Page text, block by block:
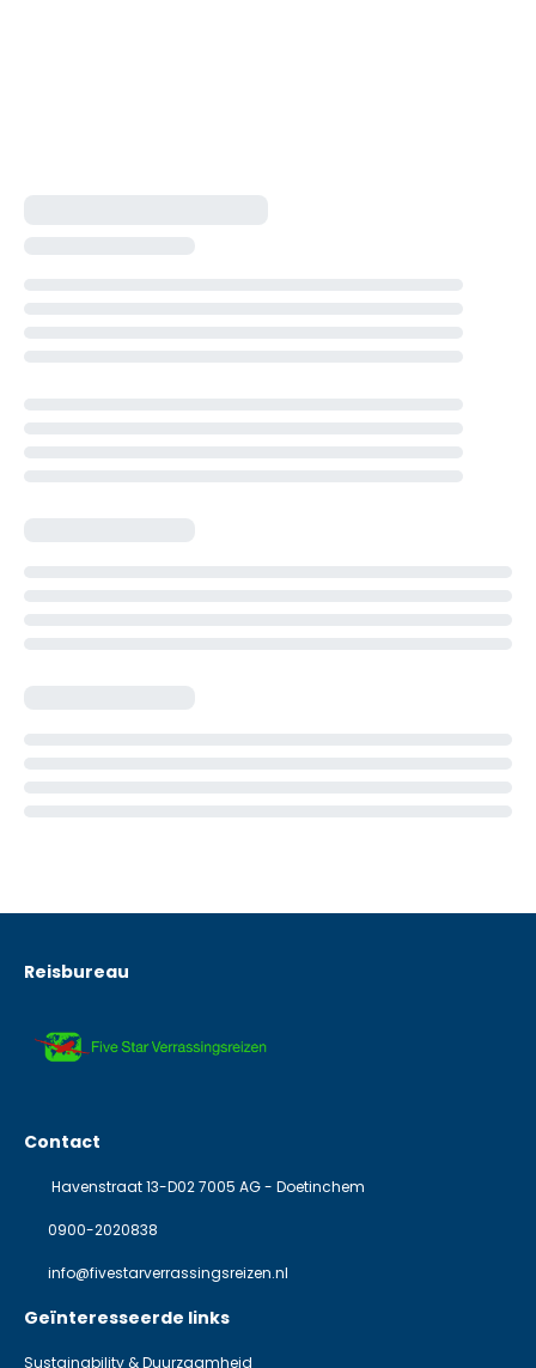
Reisbureau
Contact
Havenstraat 13-D02 7005 AG - Doetinchem
0900-2020838
info@fivestarverrassingsreizen.nl
Geïnteresseerde links
Sustainability & Duurzaamheid